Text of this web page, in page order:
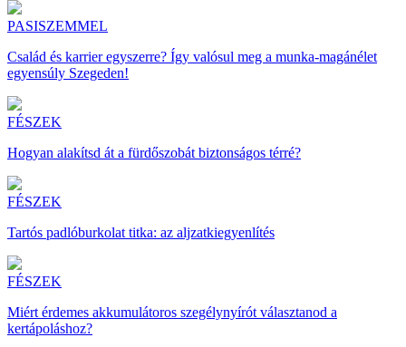
PASISZEMMEL
Család és karrier egyszerre? Így valósul meg a munka-magánélet
egyensúly Szegeden!
FÉSZEK
Hogyan alakítsd át a fürdőszobát biztonságos térré?
FÉSZEK
Tartós padlóburkolat titka: az aljzatkiegyenlítés
FÉSZEK
Miért érdemes akkumulátoros szegélynyírót választanod a
kertápoláshoz?